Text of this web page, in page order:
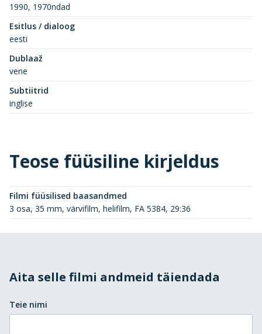
1990, 1970ndad
Esitlus / dialoog
eesti
Dublaaž
vene
Subtiitrid
inglise
Teose füüsiline kirjeldus
Filmi füüsilised baasandmed
3 osa, 35 mm, värvifilm, helifilm, FA 5384, 29:36
Aita selle filmi andmeid täiendada
Teie nimi